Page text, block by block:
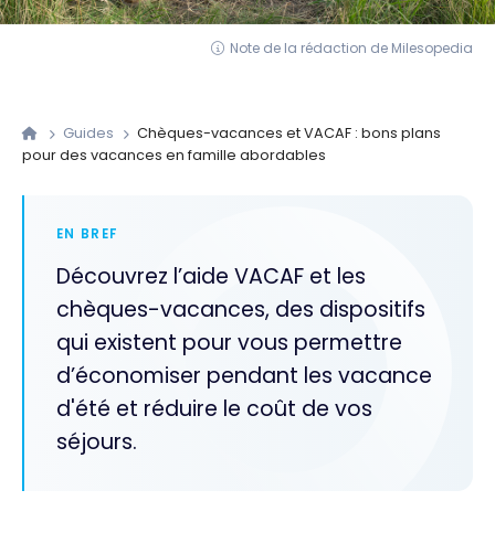
Note de la rédaction de Milesopedia
Guides
Chèques-vacances et VACAF : bons plans
pour des vacances en famille abordables
EN BREF
Découvrez l’aide VACAF et les
chèques-vacances, des dispositifs
qui existent pour vous permettre
d’économiser pendant les vacance
d'été et réduire le coût de vos
séjours.